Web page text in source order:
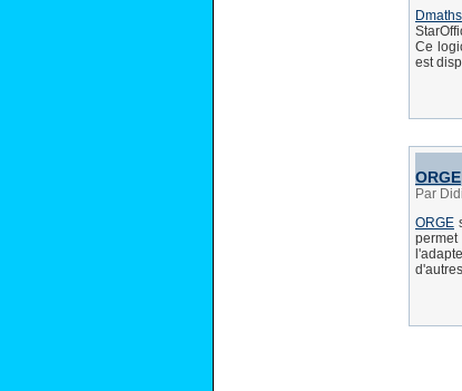
Dmaths
Ce
est
ORGE
Par
ORGE
permet